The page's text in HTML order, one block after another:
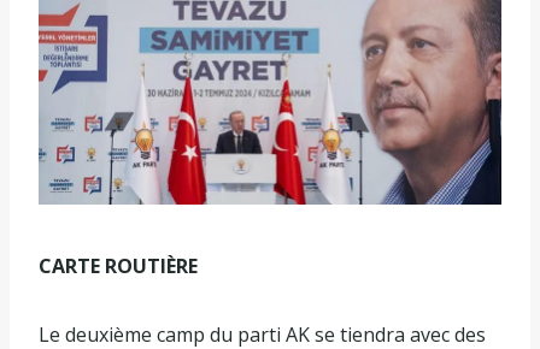
CARTE ROUTIÈRE
Le deuxième camp du parti AK se tiendra avec des